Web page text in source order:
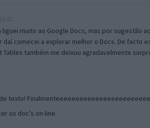
muito ao Google Docs, mas por sugestão
comecei a explorar melhor o Docs. De facto
também me deixou agradavelmente
texto!
os doc’s on-line.